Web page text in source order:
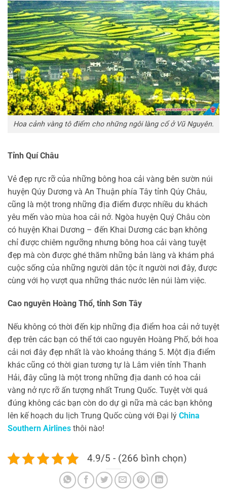
Hoa cảnh vàng tô điểm cho những ngôi làng cổ ở Vũ Nguyên.
Tỉnh Quí Châu
Vẻ đẹp rực rỡ của những bông hoa cải vàng bên sườn núi
huyện Qúy Dương và An Thuận phía Tây tỉnh Qúy Châu,
cũng là một trong những địa điểm được nhiều du khách
yêu mến vào mùa hoa cải nở. Ngòa huyện Quý Châu còn
có huyện Khai Dương – đến Khai Dương các bạn không
chỉ được chiêm ngưỡng nhưng bông hoa cải vàng tuyệt
đẹp mà còn được ghé thăm những bản làng và khám phá
cuộc sống của những người dân tộc ít người nơi đây, được
cùng với họ vượt qua những thác nước lên núi làm việc.
Cao nguyên Hoàng Thổ, tỉnh Sơn Tây
Nếu không có thời đến kịp những địa điểm hoa cải nở tuyệt
đẹp trên các bạn có thể tới cao nguyên Hoàng Phố, bởi hoa
cải nơi đây đẹp nhất là vào khoảng tháng 5. Một địa điểm
khác cũng có thời gian tương tự là Lâm viên tỉnh Thanh
Hải, đây cũng là một trong những địa danh có hoa cải
vàng nở rực rỡ ấn tượng nhất Trung Quốc. Tuyệt vời quá
đúng không các bạn còn do dự gì nữa mà các bạn không
lên kế hoạch du lịch Trung Quốc cùng với Đại lý China
Southern Airlines thôi nào!
4.9/5 - (266 bình chọn)